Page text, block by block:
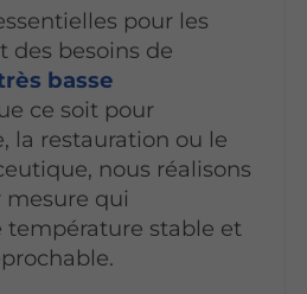
pour les
des besoins de
basse
ce soit pour
la restauration ou le
nous réalisons
mesure qui
température stable et